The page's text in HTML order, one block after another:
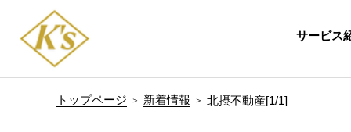
サービス
トップページ 新着情報 北摂不動産[1/1]